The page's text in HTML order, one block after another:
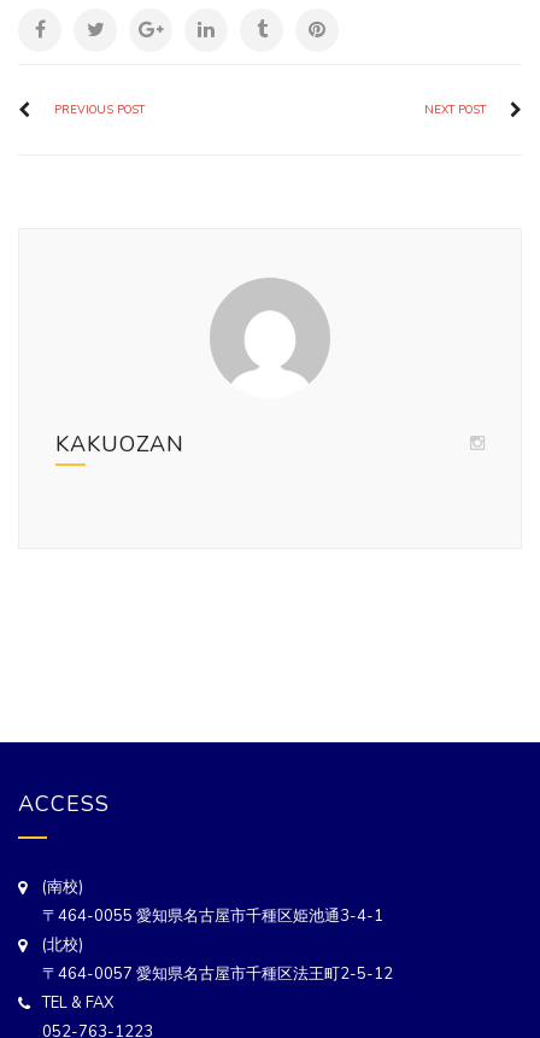
PREVIOUS POST NEXT POST
KAKUOZAN
ACCESS
(南校)
〒464-0055 愛知県名古屋市千種区姫池通3-4-1
(北校)
〒464-0057 愛知県名古屋市千種区法王町2-5-12
TEL & FAX
052-763-1223